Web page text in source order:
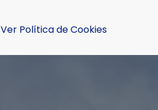
Ver Política de Cookies